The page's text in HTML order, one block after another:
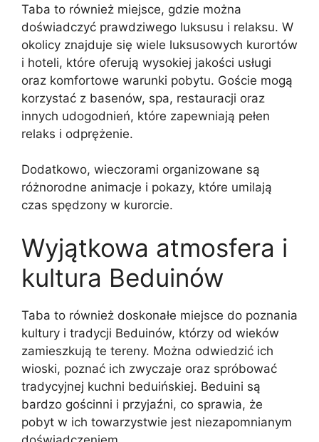
Taba to również miejsce, gdzie można
doświadczyć prawdziwego luksusu i relaksu. W
okolicy znajduje się wiele luksusowych kurortów
i hoteli, które oferują wysokiej jakości usługi
oraz komfortowe warunki pobytu. Goście mogą
korzystać z basenów, spa, restauracji oraz
innych udogodnień, które zapewniają pełen
relaks i odprężenie.
Dodatkowo, wieczorami organizowane są
różnorodne animacje i pokazy, które umilają
czas spędzony w kurorcie.
Wyjątkowa atmosfera i
kultura Beduinów
Taba to również doskonałe miejsce do poznania
kultury i tradycji Beduinów, którzy od wieków
zamieszkują te tereny. Można odwiedzić ich
wioski, poznać ich zwyczaje oraz spróbować
tradycyjnej kuchni beduińskiej. Beduini są
bardzo gościnni i przyjaźni, co sprawia, że
pobyt w ich towarzystwie jest niezapomnianym